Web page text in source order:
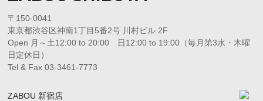
〒150-0041
東京都渋谷区神南1丁目5番2号 川村ビル 2F
Open 月～土12:00 to 20:00 日12:00 to 19:00（毎月第3水・木曜
日定休日）
Tel & Fax 03-3461-7773
ZABOU 新宿店